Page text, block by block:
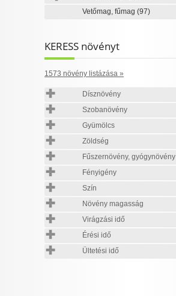
Vetőmag, fűmag (97)
KERESS növényt
1573 növény listázása »
Dísznövény
Szobanövény
Gyümölcs
Zöldség
Fűszernövény, gyógynövény
Fényigény
Szín
Növény magasság
Virágzási idő
Érési idő
Ültetési idő